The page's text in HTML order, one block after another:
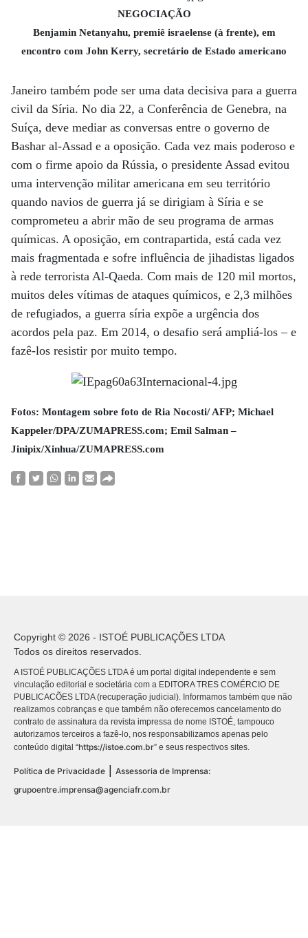
NEGOCIAÇÃO
Benjamin Netanyahu, premiê israelense (à frente), em
encontro com John Kerry, secretário de Estado americano
Janeiro também pode ser uma data decisiva para a guerra
civil da Síria. No dia 22, a Conferência de Genebra, na
Suíça, deve mediar as conversas entre o governo de
Bashar al-Assad e a oposição. Cada vez mais poderoso e
com o firme apoio da Rússia, o presidente Assad evitou
uma intervenção militar americana em seu território
quando navios de guerra já se dirigiam à Síria e se
comprometeu a abrir mão de seu programa de armas
químicas. A oposição, em contrapartida, está cada vez
mais fragmentada e sofre influência de jihadistas ligados
à rede terrorista Al-Qaeda. Com mais de 120 mil mortos,
muitos deles vítimas de ataques químicos, e 2,3 milhões
de refugiados, a guerra síria expõe a urgência dos
acordos pela paz. Em 2014, o desafio será ampliá-los – e
fazê-los resistir por muito tempo.
Fotos: Montagem sobre foto de Ria Nocosti/ AFP; Michael
Kappeler/DPA/ZUMAPRESS.com; Emil Salman –
Jinipix/Xinhua/ZUMAPRESS.com
Copyright © 2026 - ISTOÉ PUBLICAÇÕES LTDA
Todos os direitos reservados.
A ISTOÉ PUBLICAÇÕES LTDA é um portal digital independente e sem
vinculação editorial e societária com a EDITORA TRES COMÉRCIO DE
PUBLICACÕES LTDA (recuperação judicial). Informamos também que não
realizamos cobranças e que também não oferecemos cancelamento do
contrato de assinatura da revista impressa de nome ISTOÉ, tampouco
autorizamos terceiros a fazê-lo, nos responsabilizamos apenas pelo
conteúdo digital “https://istoe.com.br” e seus respectivos sites.
Política de Privacidade | Assessoria de Imprensa:
grupoentre.imprensa@agenciafr.com.br